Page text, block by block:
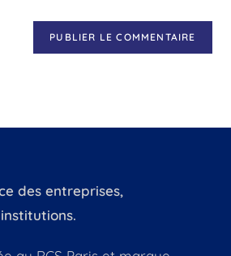
des entreprises,